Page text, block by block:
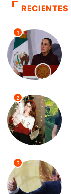
RECIENTES
1
2
3